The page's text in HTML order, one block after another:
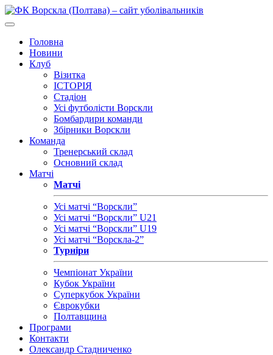
Головна
Новини
Клуб
Візитка
ІСТОРІЯ
Стадіон
Усі футболісти Ворскли
Бомбардири команди
Збірники Ворскли
Команда
Тренерський склад
Основний склад
Матчі
Матчі
Усі матчі “Ворскли”
Усі матчі “Ворскли” U21
Усі матчі “Ворскли” U19
Усі матчі “Ворскла-2”
Турніри
Чемпіонат України
Кубок України
Суперкубок України
Єврокубки
Полтавщина
Програми
Контакти
Олександр Стадниченко